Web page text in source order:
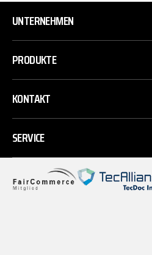
UNTERNEHMEN
PRODUKTE
KONTAKT
SERVICE